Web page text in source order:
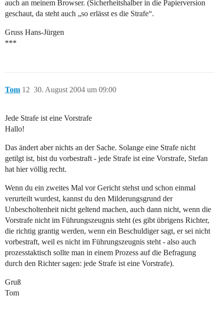
auch an meinem Browser. (Sicherheitshalber in die Papierversion
geschaut, da steht auch „so erlässt es die Strafe“.
Gruss Hans-Jürgen
***
Tom 30. August 2004 um 09:00
12
Jede Strafe ist eine Vorstrafe
Hallo!
Das ändert aber nichts an der Sache. Solange eine Strafe nicht
getilgt ist, bist du vorbestraft - jede Strafe ist eine Vorstrafe, Stefan
hat hier völlig recht.
Wenn du ein zweites Mal vor Gericht stehst und schon einmal
verurteilt wurdest, kannst du den Milderungsgrund der
Unbescholtenheit nicht geltend machen, auch dann nicht, wenn die
Vorstrafe nicht im Führungszeugnis steht (es gibt übrigens Richter,
die richtig grantig werden, wenn ein Beschuldiger sagt, er sei nicht
vorbestraft, weil es nicht im Führungszeugnis steht - also auch
prozesstaktisch sollte man in einem Prozess auf die Befragung
durch den Richter sagen: jede Strafe ist eine Vorstrafe).
Gruß
Tom